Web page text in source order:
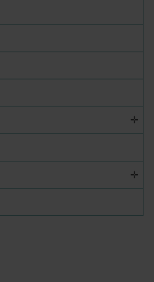
✛
✛